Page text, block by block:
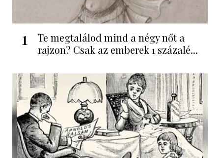
1
Te megtalálod mind a négy nőt a
rajzon? Csak az emberek 1 százalé...